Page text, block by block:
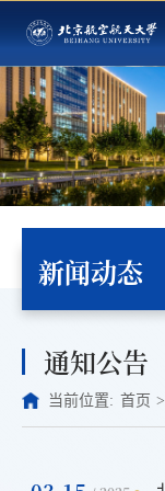
新闻动态
通知公告
当前位置: 首页 >